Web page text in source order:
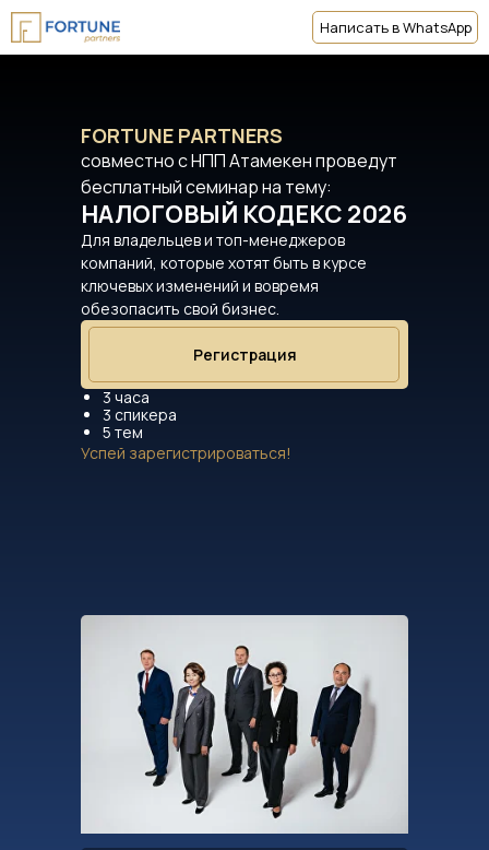
Написать в WhatsApp
Написать в WhatsApp
FORTUNE PARTNERS
совместно с НПП Атамекен проведут
бесплатный семинар на тему:
НАЛОГОВЫЙ КОДЕКС 2026
Для владельцев и топ-менеджеров
компаний, которые хотят быть в курсе
ключевых изменений и вовремя
обезопасить свой бизнес.
Регистрация
3 часа
3 спикера
5 тем
Успей зарегистрироваться!